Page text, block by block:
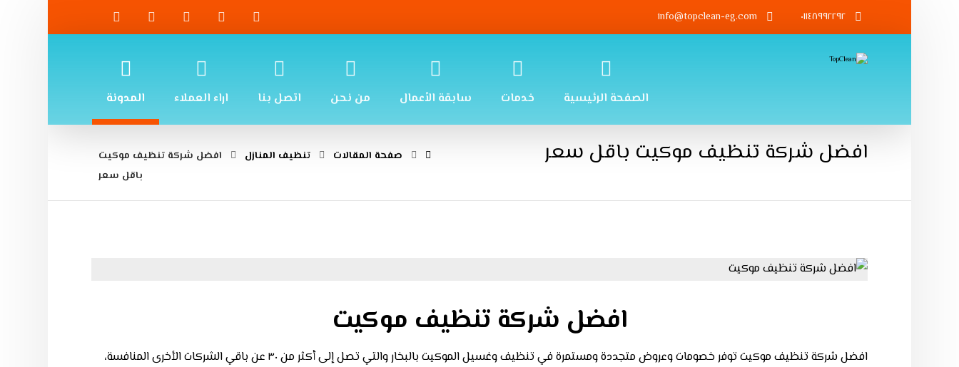
٠١١٤٨٩٩٢٢٩٢ info@topclean-eg.com
الصفحة الرئيسية خدمات سابقة الأعمال من نحن اتصل بنا اراء العملاء المدونة
افضل شركة تنظيف موكيت باقل سعر صفحة المقالات تنظيف المنازل
افضل شركة تنظيف موكيت
باقل سعر
افضل شركة تنظيف موكيت
افضل شركة تنظيف موكيت
توفر خصومات وعروض متجددة ومستمرة في تنظيف وغسيل الموكيت بالبخار والتي تصل إلى أكثر من ٣٠ عن باقي الشركات الأخرى المنافسة،